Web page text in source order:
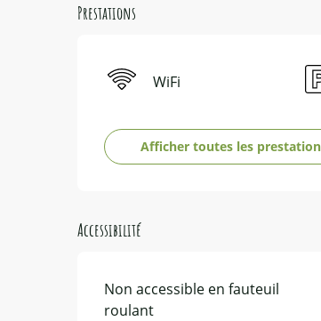
Prestations
WiFi
Afficher toutes les
Accessibilité
Non accessible en fauteuil
roulant